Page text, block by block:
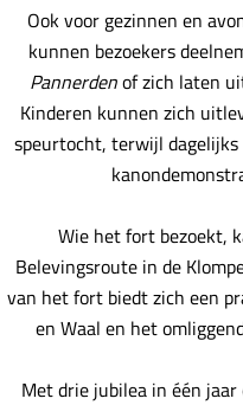
Ook voor gezinnen en
kunnen bezoekers
Pannerdenof zich laten
Kinderen kunnen zich
speurtocht, terwijl
Wie het fort bezoekt,
Belevingsroute in de
van het fort biedt zich een
en Waal en het
Met drie jubilea in één